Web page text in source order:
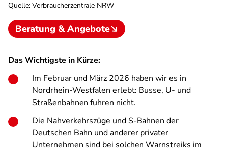
Quelle: Verbraucherzentrale NRW
Beratung & Angebote
Das Wichtigste in Kürze:
Im Februar und März 2026 haben wir es in
Nordrhein-Westfalen erlebt: Busse, U- und
Straßenbahnen fuhren nicht.
Die Nahverkehrszüge und S-Bahnen der
Deutschen Bahn und anderer privater
Unternehmen sind bei solchen Warnstreiks im